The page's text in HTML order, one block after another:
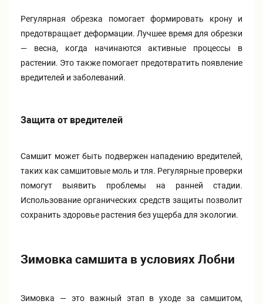
Регулярная обрезка помогает формировать крону и
предотвращает деформации. Лучшее время для обрезки
— весна, когда начинаются активные процессы в
растении. Это также помогает предотвратить появление
вредителей и заболеваний.
Защита от вредителей
Самшит может быть подвержен нападению вредителей,
таких как самшитовые моль и тля. Регулярные проверки
помогут выявить проблемы на ранней стадии.
Использование органических средств защиты позволит
сохранить здоровье растения без ущерба для экологии.
Зимовка самшита в условиях Лобни
Зимовка — это важный этап в уходе за самшитом,